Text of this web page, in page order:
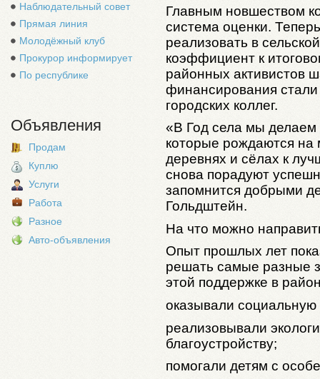
Наблюдательный совет
Прямая линия
Молодёжный клуб
Прокурор информирует
По республике
Объявления
Продам
Куплю
Услуги
Работа
Разное
Авто-объявления
Главным новшеством
система оценки.
реализовать в
коэффициент к
районных активистов
финансирования
городских коллег.
«В Год села мы делаем
которые рождаются
деревнях и сёлах к
снова порадуют
запомнится добрыми
Гольдштейн.
На что можно
Опыт прошлых лет
решать самые разные
этой поддержке в
оказывали
реализовывали
благоустройству;
помогали детям с